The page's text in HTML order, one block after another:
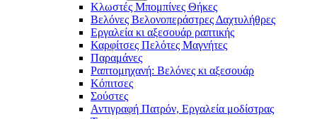
Κλωστές Μπομπίνες Θήκες
Βελόνες Βελονοπεράστρες Δαχτυλήθρες
Εργαλεία κι αξεσουάρ ραπτικής
Καρφίτσες Πελότες Μαγνήτες
Παραμάνες
Ραπτομηχανή: Βελόνες κι αξεσουάρ
Κόπιτσες
Σούστες
Αντιγραφή Πατρόν, Εργαλεία μοδίστρας